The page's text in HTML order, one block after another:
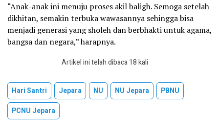
“Anak-anak ini menuju proses akil baligh. Semoga setelah
dikhitan, semakin terbuka wawasannya sehingga bisa
menjadi generasi yang sholeh dan berbhakti untuk agama,
bangsa dan negara,” harapnya.
Artikel ini telah dibaca 18 kali
Hari Santri Jepara NU NU Jepara
PBNU
PCNU Jepara